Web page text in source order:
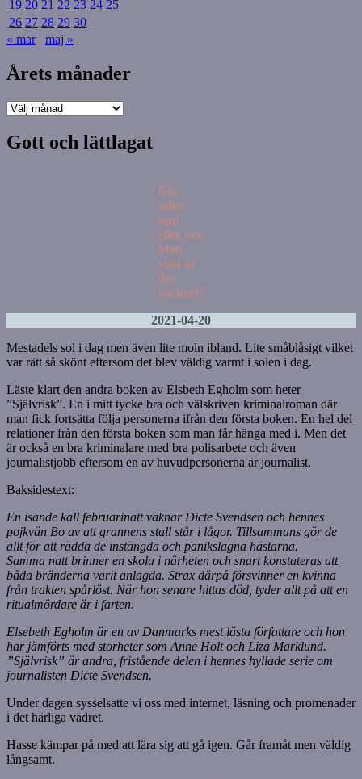
19 20 21 22 23 24 25
26 27 28 29 30
« mar
maj »
Årets månader
Årets
Gott och lättlagat
Går
solen
upp
eller ner.
Men
visst är
det
vackert?
2021-04-20
Mestadels sol i dag men även lite moln ibland. Lite småblåsigt vilket
var rätt så skönt eftersom det blev väldig varmt i solen i dag.
Läste klart den andra boken av Elsbeth Egholm som heter
”Självrisk”. En i mitt tycke bra och välskriven kriminalroman där
man fick fortsätta följa personerna ifrån den första boken. En hel del
relationer från den första boken som man får hänga med i. Men det
är också en bra kriminalare med bra polisarbete och även
journalistjobb eftersom en av huvudpersonerna är journalist.
Baksidestext:
En isande kall februarinatt vaknar Dicte Svendsen och hennes
pojkvän Bo av att grannens stall står i lågor. Tillsammans gör de
allt för att rädda de instängda och panikslagna hästarna.
Samma natt brinner en skola i närheten och snart konstateras att
båda bränderna varit anlagda. Strax därpå försvinner en kvinna
från trakten spårlöst. När hon senare hittas död, tyder allt på att en
ritualmördare är i farten.
Elsebeth Egholm är en av Danmarks mest lästa författare och hon
har jämförts med storheter som Anne Holt och Liza Marklund.
”Självrisk” är andra, fristående delen i hennes hyllade serie om
journalisten Dicte Svendsen.
Under dagen sysselsatte vi oss med internet, läsning och promenader
i det härliga vädret.
Hasse kämpar på med att lära sig att gå igen. Går framåt men väldig
långsamt.